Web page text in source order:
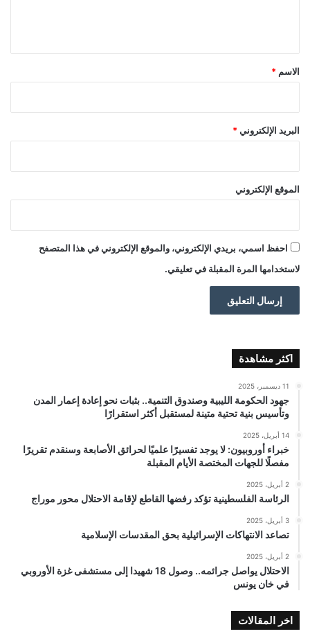
*
الاسم *
البريد الإلكتروني *
الموقع الإلكتروني
احفظ اسمي، بريدي الإلكتروني، والموقع الإلكتروني في هذا المتصفح
لاستخدامها المرة المقبلة في تعليقي.
اكثر مشاهدة
11 ديسمبر، 2025
جهود الحكومة الليبية وصندوق التنمية.. بثبات نحو إعادة إعمار المدن
وتأسيس بنية تحتية متينة لمستقبل أكثر استقرارًا
14 أبريل، 2025
خبراء أوروبيون: لا يوجد تفسيرًا علميًا لحرائق الأصابعة وسنقدم تقريرًا
مفصلًا للجهات المختصة الأيام المقبلة
2 أبريل، 2025
الرئاسة الفلسطينية تؤكد رفضها القاطع لإقامة الاحتلال محور موراج
3 أبريل، 2025
تصاعد الانتهاكات الإسرائيلية بحق المقدسات الإسلامية
2 أبريل، 2025
الاحتلال يواصل جرائمه.. وصول 18 شهيدا إلى مستشفى غزة الأوروبي
في خان يونس
اخر المقالات